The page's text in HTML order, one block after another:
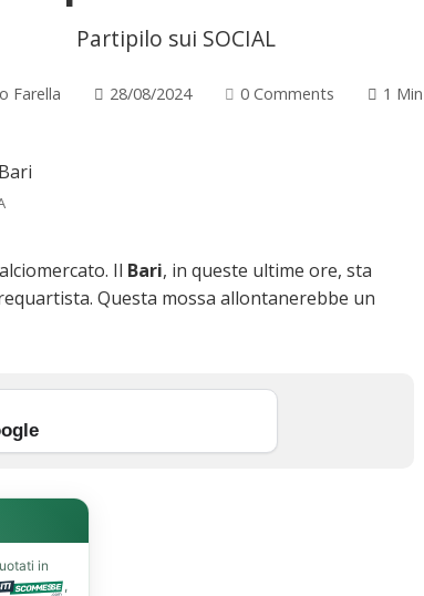
Partipilo sui SOCIAL
Farella 28/08/2024 0 Comments 1
Il Bari, in queste ultime ore, sta
Questa mossa allontanerebbe un
in
,